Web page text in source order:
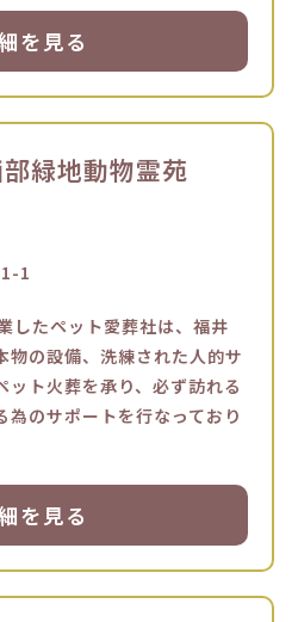
を見る
緑地動物霊苑
1
したペット愛葬社は、福井
物の設備、洗練された人的サ
ット火葬を承り、必ず訪れる
為のサポートを行なっており
を見る